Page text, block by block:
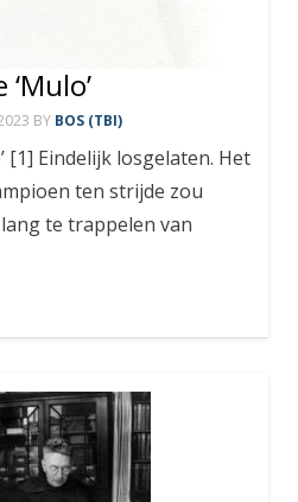
‘Mulo’
BY BOS (TBI)
[1] Eindelijk losgelaten. Het
ten strijde zou
te trappelen van